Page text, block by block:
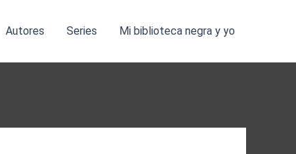
Autores Series Mi biblioteca negra y yo